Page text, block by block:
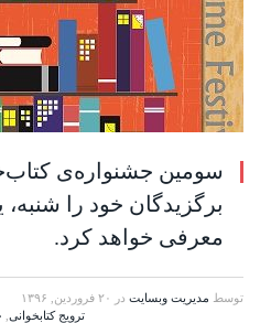
سومین جشنواره‌ی
برگزیدگان خود را شنبه،
معرفی خواهد کرد.
توسط مدیریت وبسایت در
۲۰ فروردین, ۱۳۹۶
ترویج کتابخوانی